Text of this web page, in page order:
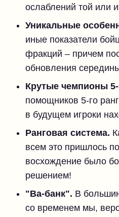
ослаблений той или
Уникальные
иные показатели
фракций – причем
обновления
Крутые чемпионы 5-
помощников 5-го
в будущем игроки
Ранговая система.
всем это пришлось
восхождение было
решением!
"Ва-банк". В
со временем мы,